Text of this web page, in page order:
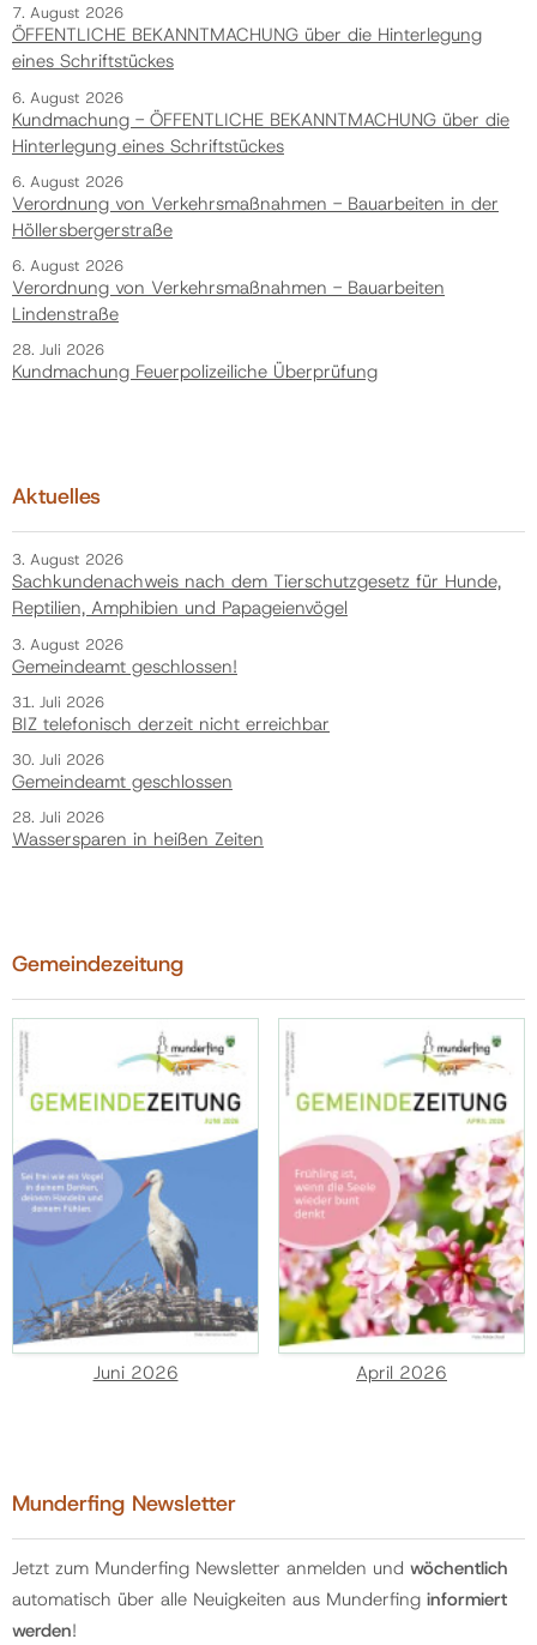
7. August 2026
ÖFFENTLICHE BEKANNTMACHUNG über die Hinterlegung
eines Schriftstückes
6. August 2026
Kundmachung - ÖFFENTLICHE BEKANNTMACHUNG über die
Hinterlegung eines Schriftstückes
6. August 2026
Verordnung von Verkehrsmaßnahmen - Bauarbeiten in der
Höllersbergerstraße
6. August 2026
Verordnung von Verkehrsmaßnahmen - Bauarbeiten
Lindenstraße
28. Juli 2026
Kundmachung Feuerpolizeiliche Überprüfung
Aktuelles
3. August 2026
Sachkundenachweis nach dem Tierschutzgesetz für Hunde,
Reptilien, Amphibien und Papageienvögel
3. August 2026
Gemeindeamt geschlossen!
31. Juli 2026
BIZ telefonisch derzeit nicht erreichbar
30. Juli 2026
Gemeindeamt geschlossen
28. Juli 2026
Wassersparen in heißen Zeiten
Gemeindezeitung
Juni 2026 April 2026
Munderfing Newsletter
Jetzt zum Munderfing Newsletter anmelden und wöchentlich
automatisch über alle Neuigkeiten aus Munderfing informiert
werden!